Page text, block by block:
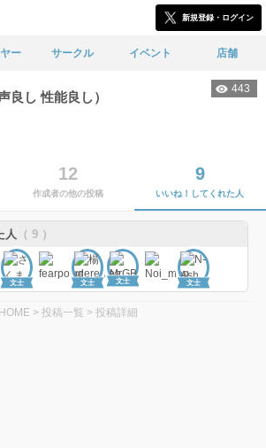
新規登録・ログイン
ー サークル イベント 店舗
443
良し 性能良し）
12
作成者の他の投稿
9
いいね！してくれた人
人 （ 9 ）
文士 文士 文士 文士
HOME > 投稿一覧 > 投稿詳細